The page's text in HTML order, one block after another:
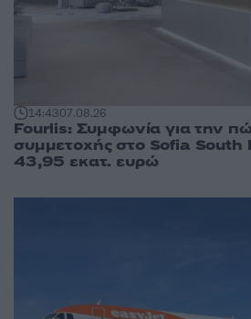
14:4307.08.26
Fourlis: Συμφωνία για την
συμμετοχής στο Sofia South
43,95 εκατ. ευρώ